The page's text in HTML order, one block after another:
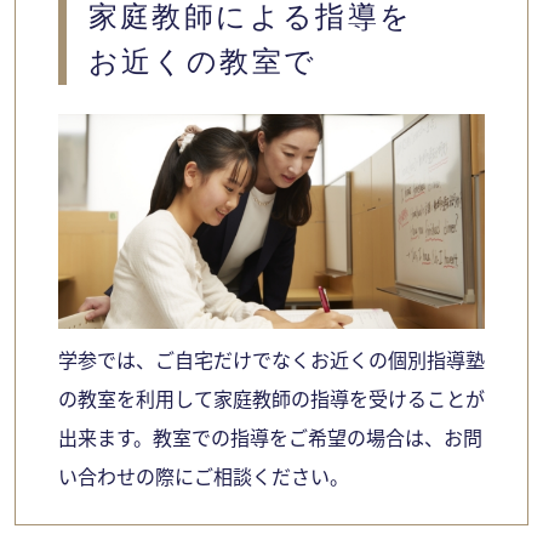
家庭教師による指導を
お近くの教室で
学参では、ご自宅だけでなくお近くの個別指導塾
の教室を利用して家庭教師の指導を受けることが
出来ます。教室での指導をご希望の場合は、お問
い合わせの際にご相談ください。